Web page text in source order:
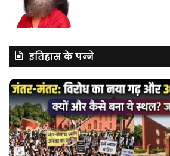
इतिहास के पन्ने